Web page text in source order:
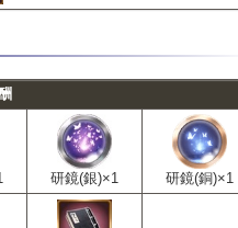
研鏡(銀)×1 研鏡(銅)×1